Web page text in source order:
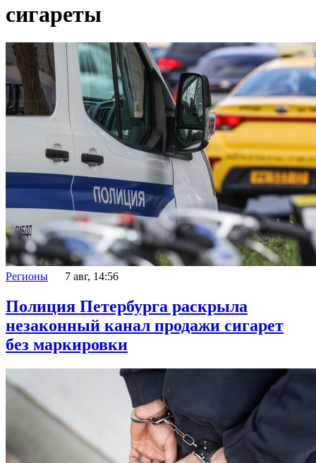
сигареты
Регионы 7 авг, 14:56
Полиция Петербурга раскрыла
незаконный канал продажи сигарет
без маркировки